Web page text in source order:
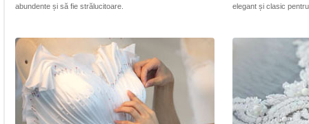
abundente și să fie strălucitoare.
elegant și clasic